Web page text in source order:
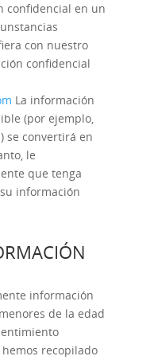
confidencial en un
con nuestro
confidencial
La información
(por ejemplo,
se convertirá en
le
que tenga
información
información
de la edad
recopilado